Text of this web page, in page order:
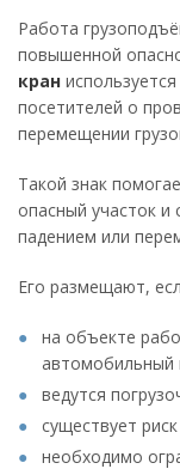
Работа
повышенной
кран
посетителей о
перемещении
Такой знак
опасный участок и
падением или
Его размещают,
на объекте
автомобильный
ведутся
существует
необходимо